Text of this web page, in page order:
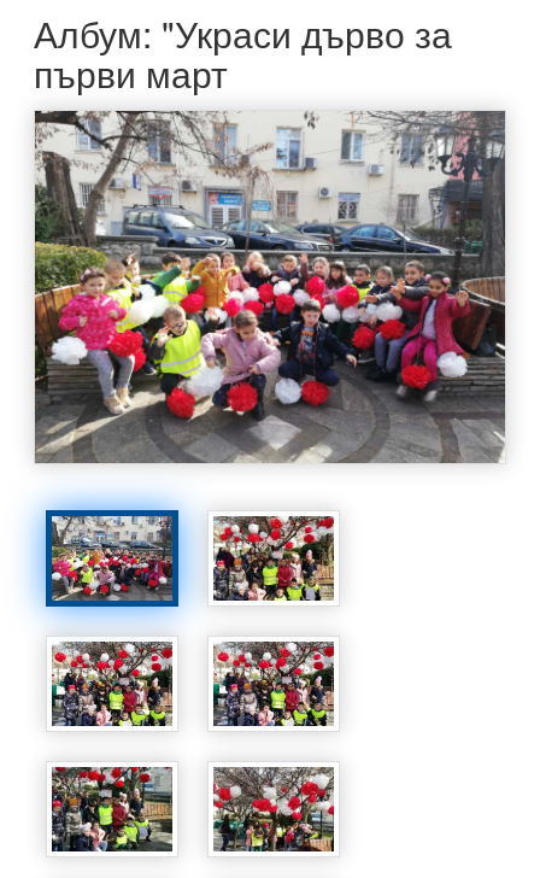
Албум: "Украси дърво за
първи март